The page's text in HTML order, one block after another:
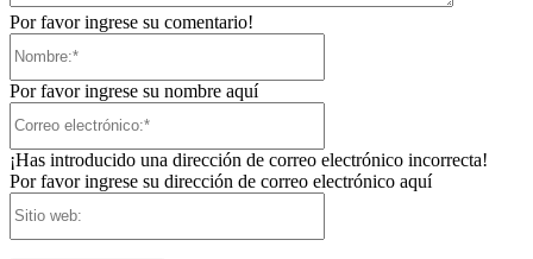
Por favor ingrese su comentario!
Por favor ingrese su nombre aquí
¡Has introducido una dirección de correo electrónico incorrecta!
Por favor ingrese su dirección de correo electrónico aquí